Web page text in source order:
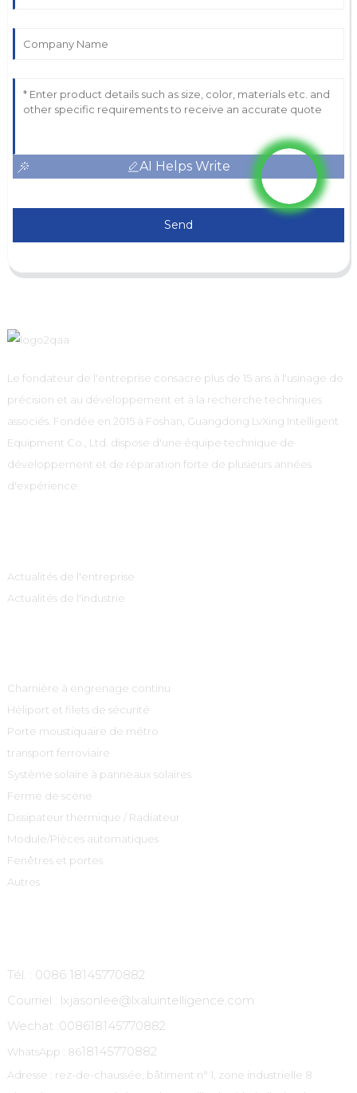
AI Helps Write
Send
Le fondateur de l'entreprise consacre plus de 15 ans à l'usinage de
précision et au développement et à la recherche techniques
associés. Fondée en 2015 à Foshan, Guangdong LvXing Intelligent
Equipment Co., Ltd. dispose d'une équipe technique de
développement et de réparation forte de plusieurs années
d'expérience.
Actualités de l'entreprise
Actualités de l'industrie
Charnière à engrenage continu
Héliport et filets de sécurité
Porte moustiquaire de métro
transport ferroviaire
Système solaire à panneaux solaires
Ferme de scène
Dissipateur thermique / Radiateur
Module/Pièces automatiques
Fenêtres et portes
Autres
Tél. : 0086 18145770882
Courriel : lxjasonlee@lxaluintelligence.com
Wechat :008618145770882
WhatsApp : 8618145770882
Adresse : rez-de-chaussée, bâtiment n° 1, zone industrielle 8